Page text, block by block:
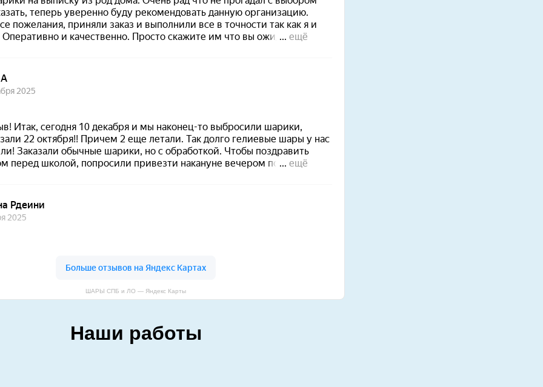
ШАРЫ СПБ и ЛО — Яндекс Карты
Наши работы